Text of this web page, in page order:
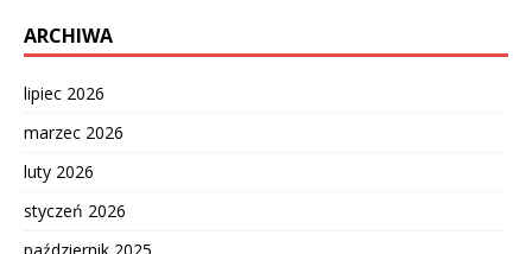
ARCHIWA
lipiec 2026
marzec 2026
luty 2026
styczeń 2026